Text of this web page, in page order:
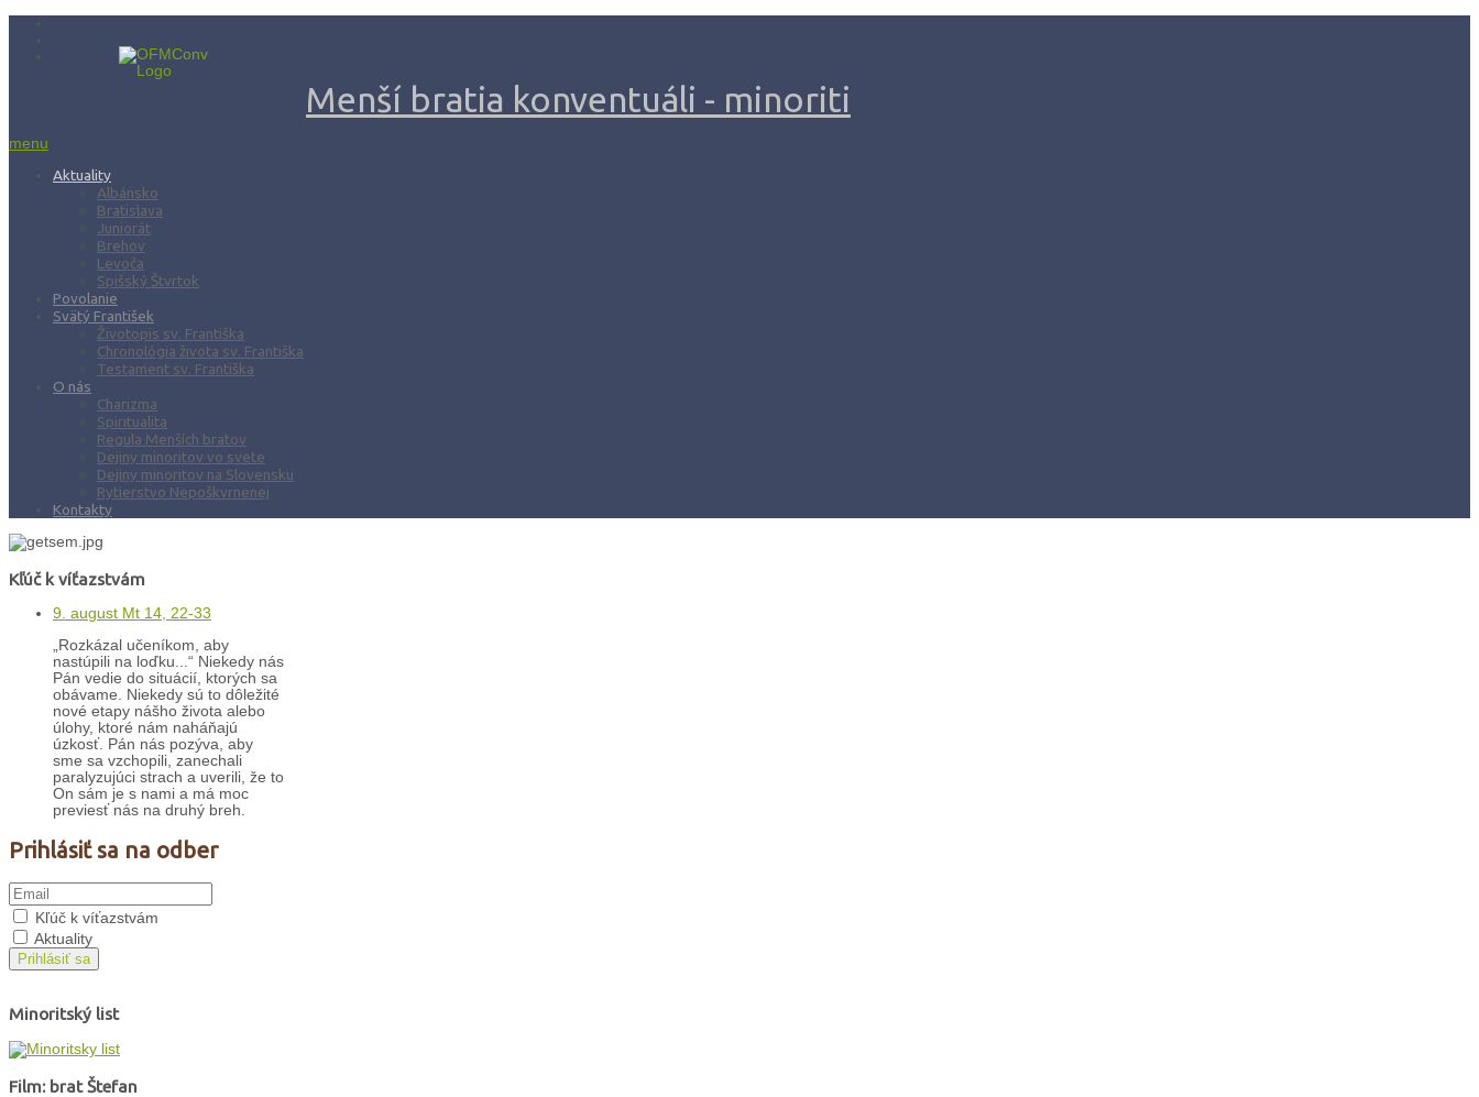
Menší bratia konventuáli - minoriti
menu
Aktuality
Albánsko
Bratislava
Juniorát
Brehov
Levoča
Spišský Štvrtok
Povolanie
Svätý František
Životopis sv. Františka
Chronológia života sv. Františka
Testament sv. Františka
O nás
Charizma
Spiritualita
Regula Menších bratov
Dejiny minoritov vo svete
Dejiny minoritov na Slovensku
Rytierstvo Nepoškvrnenej
Kontakty
Kľúč k víťazstvám
9. august Mt 14, 22-33
„Rozkázal učeníkom, aby
nastúpili na loďku...“ Niekedy nás
Pán vedie do situácií, ktorých sa
obávame. Niekedy sú to dôležité
nové etapy nášho života alebo
úlohy, ktoré nám naháňajú
úzkosť. Pán nás pozýva, aby
sme sa vzchopili, zanechali
paralyzujúci strach a uverili, že to
On sám je s nami a má moc
previesť nás na druhý breh.
Prihlásiť sa na odber
Kľúč k víťazstvám
Aktuality
Prihlásiť sa
Minoritský list
Film: brat Štefan